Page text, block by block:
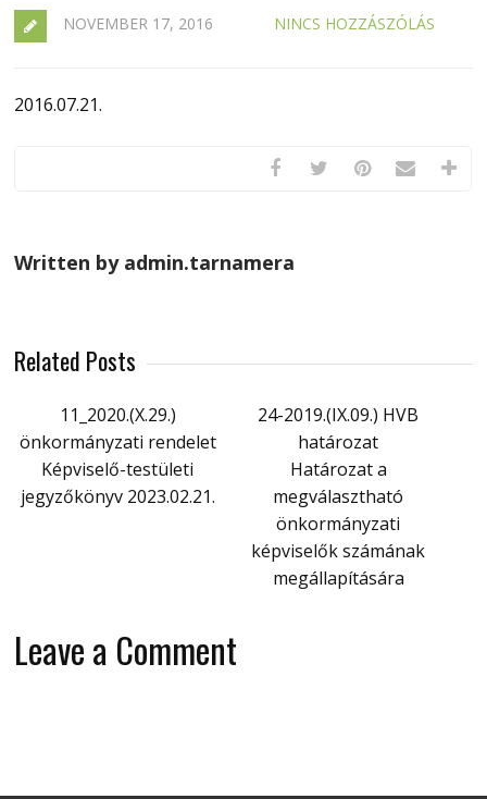
NOVEMBER 17, 2016 NINCS HOZZÁSZÓLÁS
2016.07.21.
Written by admin.tarnamera
Related Posts
11_2020.(X.29.)
önkormányzati rendelet
24-2019.(IX.09.) HVB
határozat
Képviselő-testületi
jegyzőkönyv 2023.02.21.
Határozat a
megválasztható
önkormányzati
képviselők számának
megállapítására
Leave a Comment